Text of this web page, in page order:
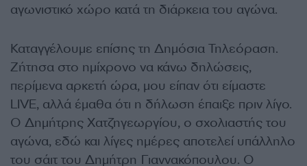
αγωνιστικό χώρο κατά τη διάρκεια του αγώνα.
Καταγγέλουμε επίσης τη Δημόσια Τηλεόραση.
Ζήτησα στο ημίχρονο να κάνω δηλώσεις,
περίμενα αρκετή ώρα, μου είπαν ότι είμαστε
LIVE, αλλά έμαθα ότι η δήλωση έπαιξε πριν λίγο.
Ο Δημήτρης Χατζηγεωργίου, ο σχολιαστής του
αγώνα, εδώ και λίγες ημέρες αποτελεί υπάλληλο
του σάιτ του Δημήτρη Γιαννακόπουλου. Ο